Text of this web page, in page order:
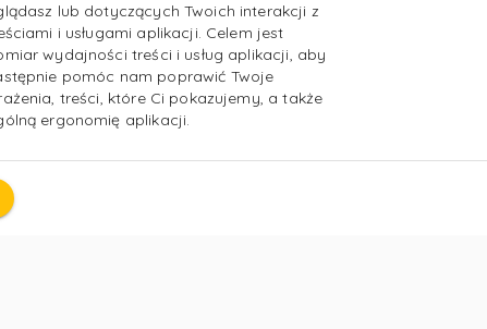
lub dotyczących Twoich interakcji z
i usługami aplikacji. Celem jest
wydajności treści i usług aplikacji, aby
pomóc nam poprawić Twoje
treści, które Ci pokazujemy, a także
ergonomię aplikacji.